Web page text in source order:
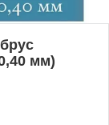
мм)